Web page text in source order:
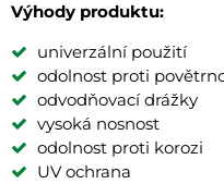
Výhody produktu:
univerzální použití
odolnost proti
odvodňovací drážky
vysoká nosnost
odolnost proti korozi
UV ochrana